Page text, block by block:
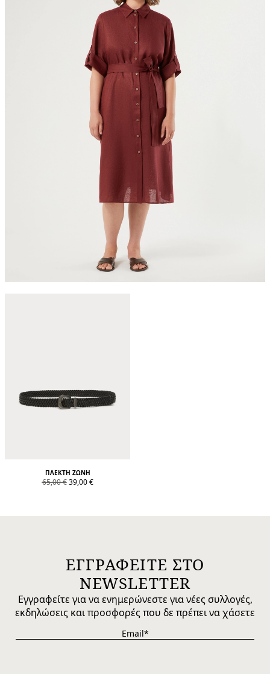
ΠΛΕΚΤΉ ΖΏΝΗ
product.price.original
65,00 € product.price.sale
39,00 €
ΕΓΓΡΑΦΕΙΤΕ ΣΤΟ
NEWSLETTER
Εγγραφείτε για να ενημερώνεστε για νέες συλλογές,
εκδηλώσεις και προσφορές που δε πρέπει να χάσετε